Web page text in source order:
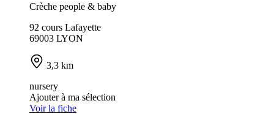
Crèche people & baby
92 cours Lafayette
69003 LYON
3,3 km
nursery
Ajouter à ma sélection
Voir la fiche